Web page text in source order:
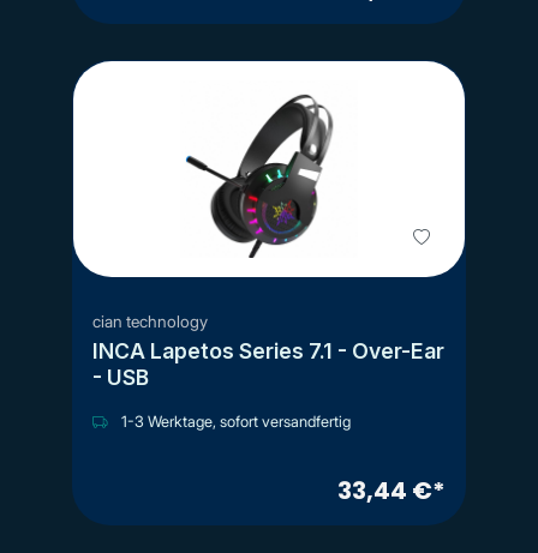
cian technology
INCA Lapetos Series 7.1 - Over-Ear
- USB
1-3 Werktage, sofort versandfertig
33,44 €*